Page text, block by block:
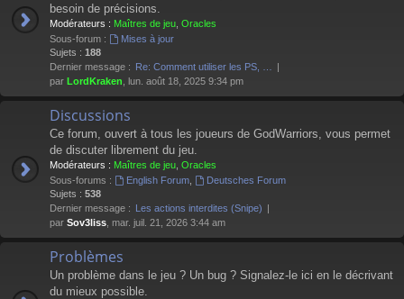
besoin de précisions.
Modérateurs : Maîtres de jeu Oracles
Sous-forum :
Mises à jour
Sujets : 188
Dernier message : Re: Comment utiliser les PS, …
par LordKraken , lun. août 18, 2025 9:34 pm
Discussions
Ce forum, ouvert à tous les joueurs de GodWarriors, vous permet
de discuter librement du jeu.
Modérateurs : Maîtres de jeu Oracles
Sous-forums :
English Forum,
Deutsches Forum
Sujets : 538
Dernier message : Les actions interdites (Snipe)
par Sov3liss , mar. juil. 21, 2026 3:44 am
Problèmes
Un problème dans le jeu ? Un bug ? Signalez-le ici en le décrivant
du mieux possible.